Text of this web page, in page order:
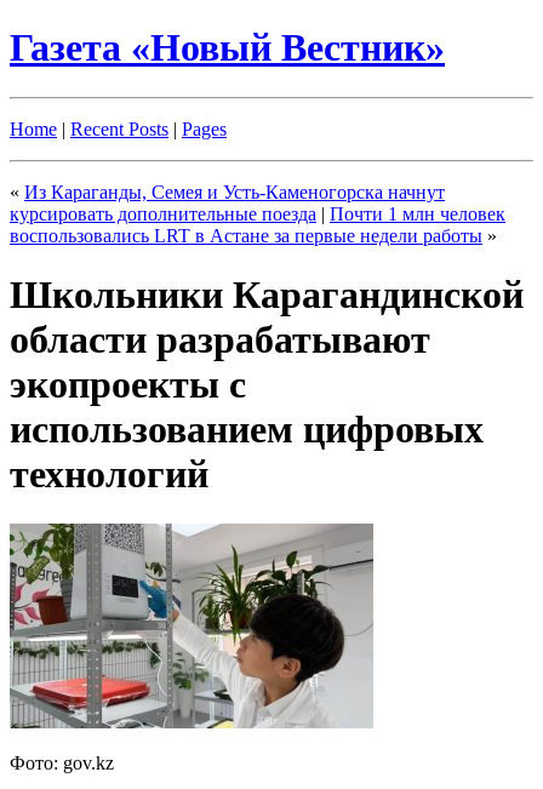
Газета «Новый Вестник»
Home | Recent Posts | Pages
« Из Караганды, Семея и Усть-Каменогорска начнут
курсировать дополнительные поезда | Почти 1 млн человек
воспользовались LRT в Астане за первые недели работы »
Школьники Карагандинской
области разрабатывают
экопроекты с
использованием цифровых
технологий
Фото: gov.kz